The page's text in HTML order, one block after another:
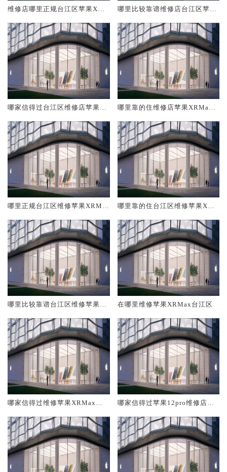
维修店哪里正规台江区苹果XRM
哪里比较靠谱维修店台江区苹果
哪家信得过台江区维修店苹果X
哪里靠的住维修店苹果XRMax
哪里正规台江区维修苹果XRMa
哪里靠的住台江区维修苹果XRM
哪里比较靠谱台江区维修苹果X
在哪里维修苹果XRMax台江区
哪家信得过维修苹果XRMax台
哪家信得过苹果12pro维修店台